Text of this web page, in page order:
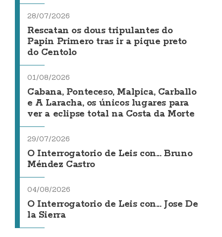
28/07/2026
Rescatan os dous tripulantes do
Papin Primero tras ir a pique preto
do Centolo
01/08/2026
Cabana, Ponteceso, Malpica, Carballo
e A Laracha, os únicos lugares para
ver a eclipse total na Costa da Morte
29/07/2026
O Interrogatorio de Leis con... Bruno
Méndez Castro
04/08/2026
O Interrogatorio de Leis con... Jose De
la Sierra